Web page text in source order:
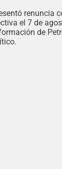
renuncia
el 7 de
de